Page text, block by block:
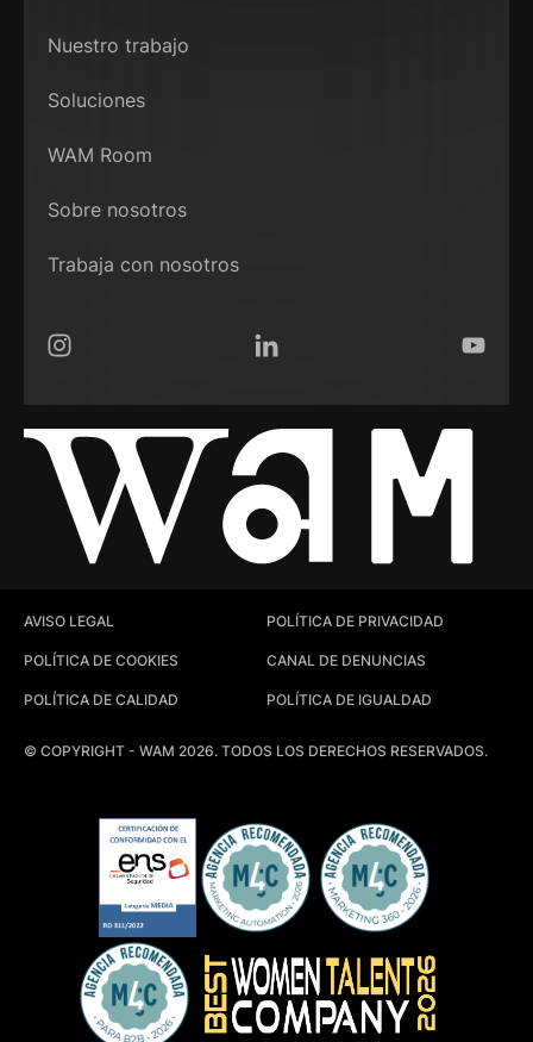
Nuestro trabajo
Soluciones
WAM Room
Sobre nosotros
Trabaja con nosotros
Instagram LinkedIn
© COPYRIGHT - WAM 2026. TODOS LOS DERECHOS RESERVADOS.
AVISO LEGAL POLÍTICA DE PRIVACIDAD
POLÍTICA DE COOKIES CANAL DE DENUNCIAS
POLÍTICA DE CALIDAD POLÍTICA DE IGUALDAD